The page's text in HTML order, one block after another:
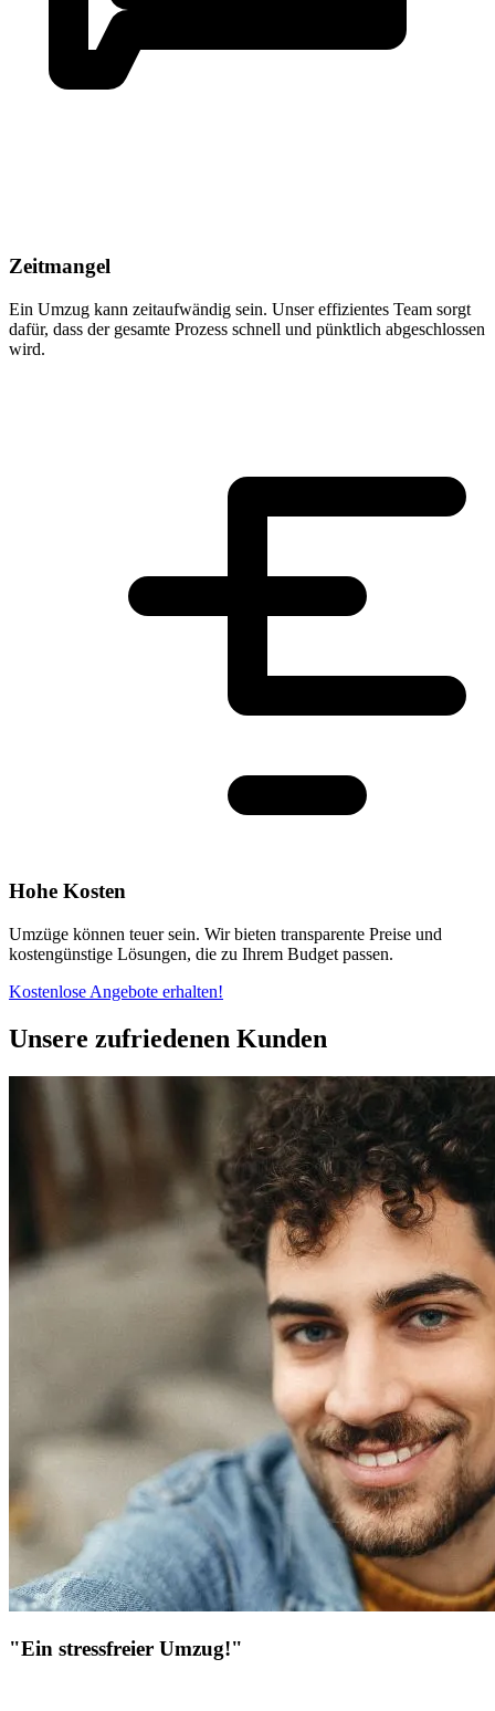
Zeitmangel
Ein Umzug kann zeitaufwändig sein. Unser effizientes Team sorgt
dafür, dass der gesamte Prozess schnell und pünktlich abgeschlossen
wird.
Hohe Kosten
Umzüge können teuer sein. Wir bieten transparente Preise und
kostengünstige Lösungen, die zu Ihrem Budget passen.
Kostenlose Angebote erhalten!
Unsere zufriedenen Kunden
"Ein stressfreier Umzug!"